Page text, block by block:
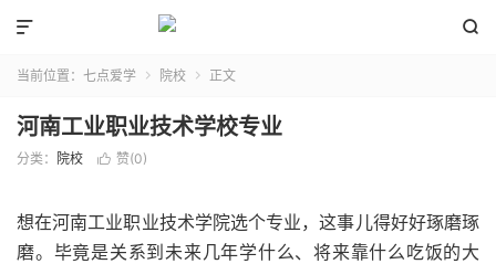


当前位置： 七点爱学  院校  正文
河南工业职业技术学校专业
分类： 院校  赞(0)
想在河南工业职业技术学院选个专业，这事儿得好好琢磨琢
磨。毕竟是关系到未来几年学什么、将来靠什么吃饭的大